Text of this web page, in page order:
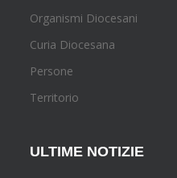
Organismi Diocesani
Curia Diocesana
Persone
Territorio
ULTIME NOTIZIE